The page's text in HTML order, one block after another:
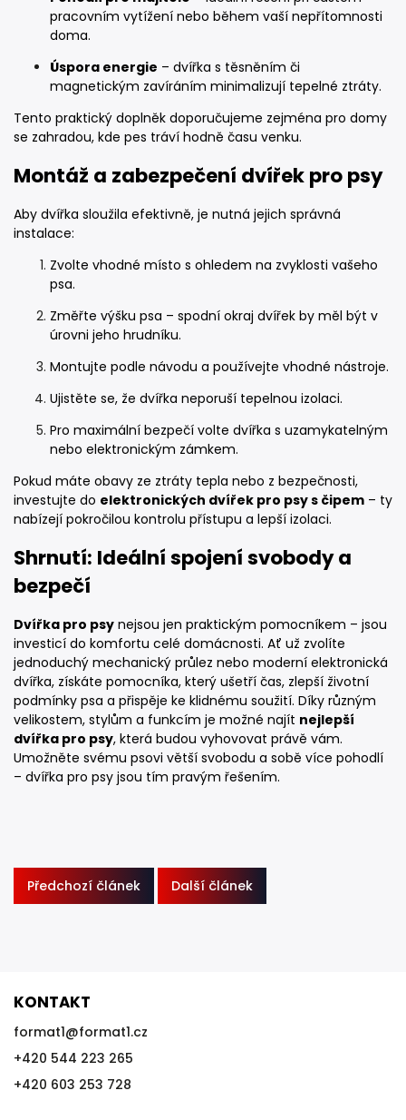
pracovním vytížení nebo během vaší nepřítomnosti
doma.
Úspora energie – dvířka s těsněním či
magnetickým zavíráním minimalizují tepelné ztráty.
Tento praktický doplněk doporučujeme zejména pro domy
se zahradou, kde pes tráví hodně času venku.
Montáž a zabezpečení dvířek pro psy
Aby dvířka sloužila efektivně, je nutná jejich správná
instalace:
Zvolte vhodné místo s ohledem na zvyklosti vašeho
psa.
Změřte výšku psa – spodní okraj dvířek by měl být v
úrovni jeho hrudníku.
Montujte podle návodu a používejte vhodné nástroje.
Ujistěte se, že dvířka neporuší tepelnou izolaci.
Pro maximální bezpečí volte dvířka s uzamykatelným
nebo elektronickým zámkem.
Pokud máte obavy ze ztráty tepla nebo z bezpečnosti,
investujte do elektronických dvířek pro psy s čipem – ty
nabízejí pokročilou kontrolu přístupu a lepší izolaci.
Shrnutí: Ideální spojení svobody a
bezpečí
Dvířka pro psy nejsou jen praktickým pomocníkem – jsou
investicí do komfortu celé domácnosti. Ať už zvolíte
jednoduchý mechanický průlez nebo moderní elektronická
dvířka, získáte pomocníka, který ušetří čas, zlepší životní
podmínky psa a přispěje ke klidnému soužití. Díky různým
velikostem, stylům a funkcím je možné najít nejlepší
dvířka pro psy, která budou vyhovovat právě vám.
Umožněte svému psovi větší svobodu a sobě více pohodlí
– dvířka pro psy jsou tím pravým řešením.
Předchozí článek Další článek
KONTAKT
format1@format1.cz
+420 544 223 265
+420 603 253 728